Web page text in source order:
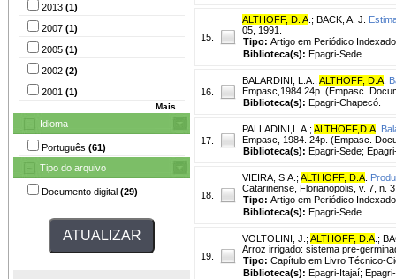
2013 (1)
2007 (1)
2005 (1)
2002 (2)
2001 (1)
Mais...
Idioma
Português (61)
Tipo do arquivo
Documento digital (29)
15.
ALTHOFF, D. A ; BACK, A. J.
05, 1991.
Tipo: Artigo em Periódico Indexado
Biblioteca(s): Epagri-Sede.
16.
BALARDINI; L.A. ; ALTHOFF, D.A
Empasc,1984 24p. (Empasc.
Biblioteca(s): Epagri-Chapecó.
17.
PALLADINI,L.A. ; ALTHOFF,D.A
Empasc, 1984. 24p. (Empasc.
Biblioteca(s): Epagri-Sede;
18.
VIEIRA, S.A. ; ALTHOFF, D.A
Catarinense, Florianopolis, v. 7, n.
Tipo: Artigo em Periódico Indexado
Biblioteca(s): Epagri-Sede.
19.
VOLTOLINI, J. ; ALTHOFF, D.A ;
Arroz irrigado: sistema pre-
Tipo: Capítulo em Livro Técnico-
Biblioteca(s): Epagri-Itajaí;